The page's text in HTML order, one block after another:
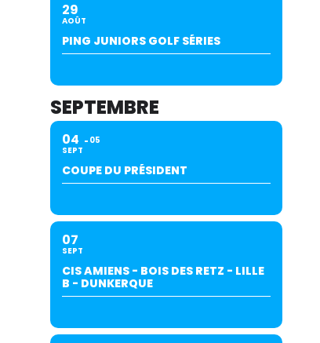
29
AOÛT
PING JUNIORS GOLF SÉRIES
SEPTEMBRE
04
SEPT
05
COUPE DU PRÉSIDENT
07
SEPT
CIS AMIENS - BOIS DES RETZ - LILLE
B - DUNKERQUE